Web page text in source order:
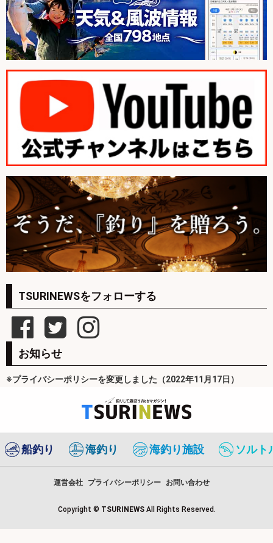
TSURINEWSをフォローする
お知らせ
※プライバシーポリシーを変更しました（2022年11月17日）
船釣り 海釣り 海釣り施設 ソルト
運営会社 プライバシーポリシー お問い合わせ
Copyright © TSURINEWS All Rights Reserved.